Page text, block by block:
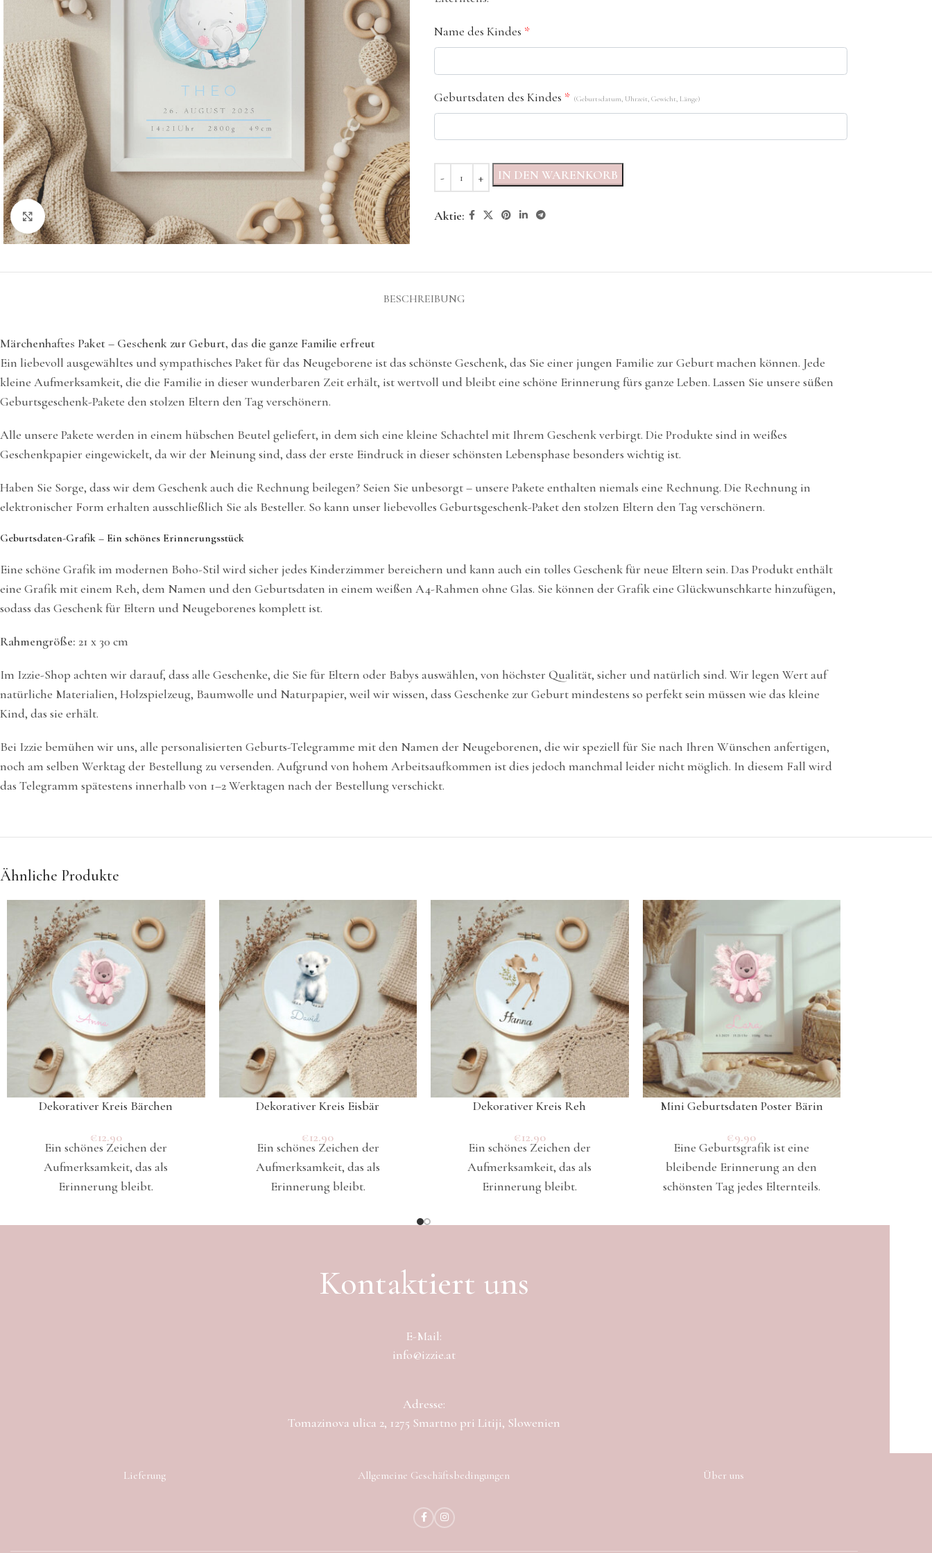
Klicken Sie hier, um zu vergrößern
Name des Kindes *
Geburtsdaten des Kindes * (Geburtsdatum, Uhrzeit, Gewicht, Länge)
IN DEN WARENKORB
Aktie:
BESCHREIBUNG
Märchenhaftes Paket – Geschenk zur Geburt, das die ganze Familie erfreut
Ein liebevoll ausgewähltes und sympathisches Paket für das Neugeborene ist das schönste Geschenk, das Sie einer jungen Familie zur Geburt machen können. Jede
kleine Aufmerksamkeit, die die Familie in dieser wunderbaren Zeit erhält, ist wertvoll und bleibt eine schöne Erinnerung fürs ganze Leben. Lassen Sie unsere süßen
Geburtsgeschenk-Pakete den stolzen Eltern den Tag verschönern.
Alle unsere Pakete werden in einem hübschen Beutel geliefert, in dem sich eine kleine Schachtel mit Ihrem Geschenk verbirgt. Die Produkte sind in weißes
Geschenkpapier eingewickelt, da wir der Meinung sind, dass der erste Eindruck in dieser schönsten Lebensphase besonders wichtig ist.
Haben Sie Sorge, dass wir dem Geschenk auch die Rechnung beilegen? Seien Sie unbesorgt – unsere Pakete enthalten niemals eine Rechnung. Die Rechnung in
elektronischer Form erhalten ausschließlich Sie als Besteller. So kann unser liebevolles Geburtsgeschenk-Paket den stolzen Eltern den Tag verschönern.
Geburtsdaten-Grafik – Ein schönes Erinnerungsstück
Eine schöne Grafik im modernen Boho-Stil wird sicher jedes Kinderzimmer bereichern und kann auch ein tolles Geschenk für neue Eltern sein. Das Produkt enthält
eine Grafik mit einem Reh, dem Namen und den Geburtsdaten in einem weißen A4-Rahmen ohne Glas. Sie können der Grafik eine Glückwunschkarte hinzufügen,
sodass das Geschenk für Eltern und Neugeborenes komplett ist.
Rahmengröße: 21 x 30 cm
Im Izzie-Shop achten wir darauf, dass alle Geschenke, die Sie für Eltern oder Babys auswählen, von höchster Qualität, sicher und natürlich sind. Wir legen Wert auf
natürliche Materialien, Holzspielzeug, Baumwolle und Naturpapier, weil wir wissen, dass Geschenke zur Geburt mindestens so perfekt sein müssen wie das kleine
Kind, das sie erhält.
Bei Izzie bemühen wir uns, alle personalisierten Geburts-Telegramme mit den Namen der Neugeborenen, die wir speziell für Sie nach Ihren Wünschen anfertigen,
noch am selben Werktag der Bestellung zu versenden. Aufgrund von hohem Arbeitsaufkommen ist dies jedoch manchmal leider nicht möglich. In diesem Fall wird
das Telegramm spätestens innerhalb von 1–2 Werktagen nach der Bestellung verschickt.
Ähnliche Produkte
Dekorativer Kreis Bärchen
€12.90
Ein schönes Zeichen der
Aufmerksamkeit, das als
Erinnerung bleibt.
Dekorativer Kreis Eisbär
€12.90
Ein schönes Zeichen der
Aufmerksamkeit, das als
Erinnerung bleibt.
Dekorativer Kreis Reh
€12.90
Ein schönes Zeichen der
Aufmerksamkeit, das als
Erinnerung bleibt.
Mini Geburtsdaten Poster Bärin
€9.90
Eine Geburtsgrafik ist eine
bleibende Erinnerung an den
schönsten Tag jedes Elternteils.
Kontaktiert uns
E-Mail:
info@izzie.at
Adresse:
Tomazinova ulica 2, 1275 Smartno pri Litiji, Slowenien
Lieferung Allgemeine Geschäftsbedingungen Über uns